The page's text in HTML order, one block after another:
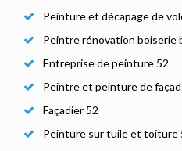
Peinture et décapage de
Peintre rénovation boiserie
Entreprise de peinture 52
Peintre et peinture de
Façadier 52
Peinture sur tuile et toiture